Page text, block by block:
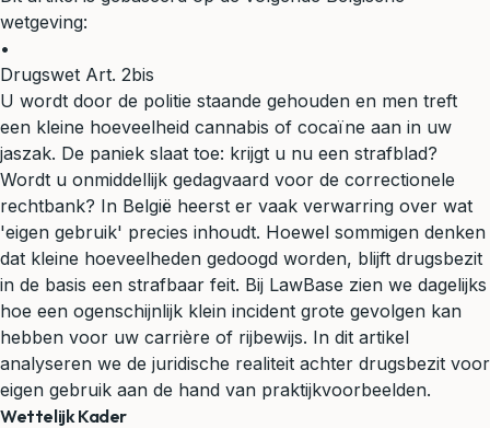
wetgeving:
•
Drugswet Art. 2bis
U wordt door de politie staande gehouden en men treft
een kleine hoeveelheid cannabis of cocaïne aan in uw
jaszak. De paniek slaat toe: krijgt u nu een strafblad?
Wordt u onmiddellijk gedagvaard voor de correctionele
rechtbank? In België heerst er vaak verwarring over wat
'eigen gebruik' precies inhoudt. Hoewel sommigen denken
dat kleine hoeveelheden gedoogd worden, blijft drugsbezit
in de basis een strafbaar feit. Bij LawBase zien we dagelijks
hoe een ogenschijnlijk klein incident grote gevolgen kan
hebben voor uw carrière of rijbewijs. In dit artikel
analyseren we de juridische realiteit achter drugsbezit voor
eigen gebruik aan de hand van praktijkvoorbeelden.
Wettelijk Kader